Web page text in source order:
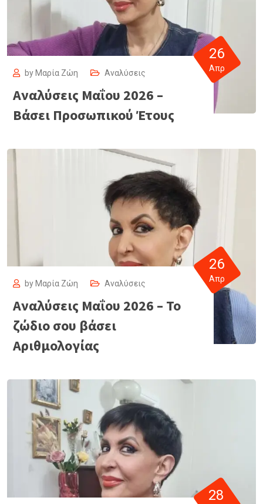
by Μαρία Ζώη Αναλύσεις
Αναλύσεις Μαΐου 2026 –
Βάσει Προσωπικού Έτους
26
Απρ
by Μαρία Ζώη Αναλύσεις
Αναλύσεις Μαΐου 2026 – Το
ζώδιο σου βάσει
Αριθμολογίας
26
Απρ
28